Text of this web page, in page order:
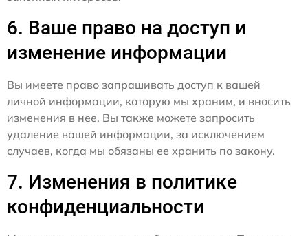
6. Ваше право на доступ и
изменение информации
Вы имеете право запрашивать доступ к вашей
личной информации, которую мы храним, и вносить
изменения в нее. Вы также можете запросить
удаление вашей информации, за исключением
случаев, когда мы обязаны ее хранить по закону.
7. Изменения в политике
конфиденциальности